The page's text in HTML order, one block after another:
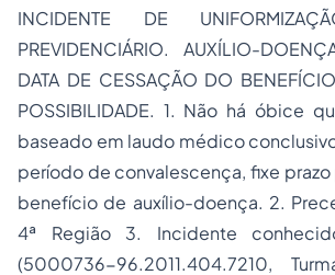
INCIDENTE DE
PREVIDENCIÁRIO. AUXÍLIO-
DATA DE CESSAÇÃO DO
POSSIBILIDADE. 1. Não há óbice
baseado em laudo médico
período de convalescença, fixe
benefício de auxílio-doença. 2.
4ª Região 3. Incidente
(5000736-96.2011.404.7210,